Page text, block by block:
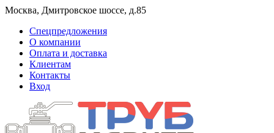
Москва, Дмитровское шоссе, д.85
Спецпредложения
О компании
Оплата и доставка
Клиентам
Контакты
Вход